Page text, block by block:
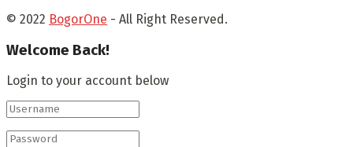
© 2022 BogorOne - All Right Reserved.
Welcome Back!
Login to your account below